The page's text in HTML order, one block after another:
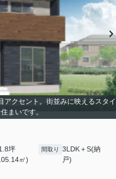
アクセント。街並みに映えるスタイ
まいです。
坪
㎡)
間取り
3LDK＋S(納
戸)